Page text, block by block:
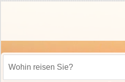
Wohin reisen Sie?